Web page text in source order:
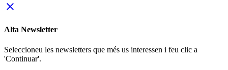
close
Alta Newsletter
Seleccioneu les newsletters que més us interessen i feu clic a
'Continuar'.